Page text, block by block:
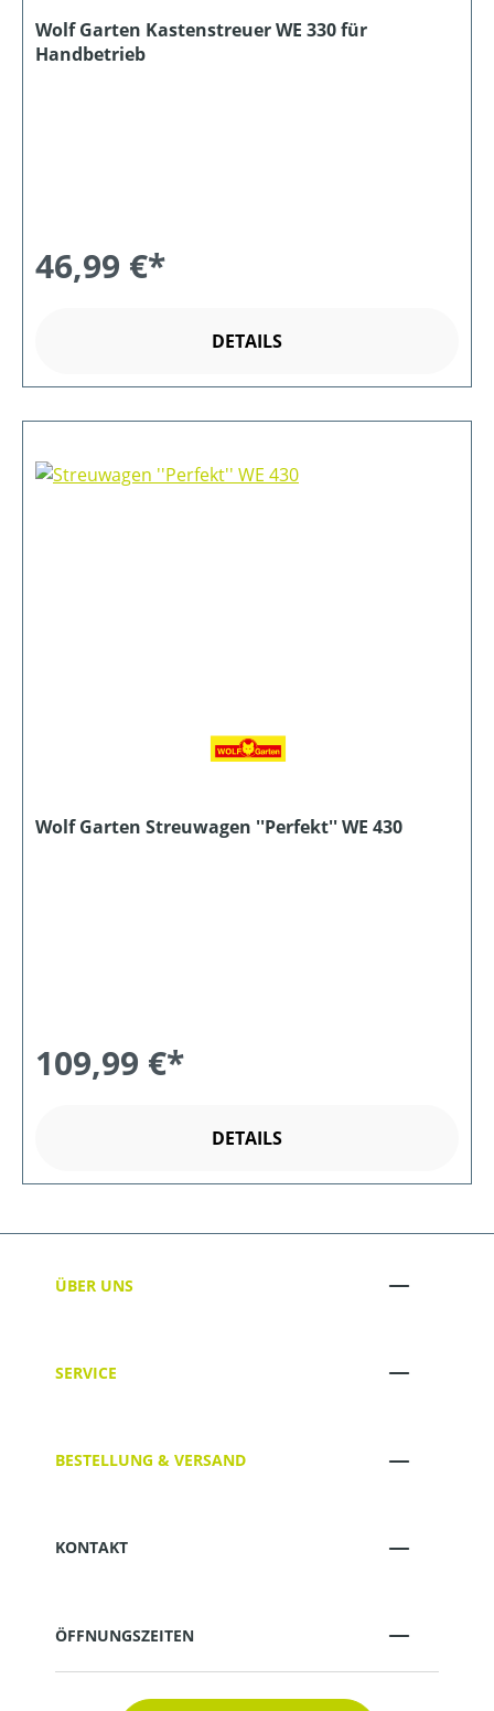
Wolf Garten Kastenstreuer WE 330 für
Handbetrieb
46,99 €*
DETAILS
Wolf Garten Streuwagen ''Perfekt'' WE 430
109,99 €*
DETAILS
ÜBER UNS
SERVICE
BESTELLUNG & VERSAND
KONTAKT
ÖFFNUNGSZEITEN